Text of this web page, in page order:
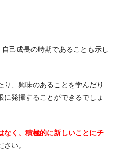
己成長の時期であることも示し
、興味のあることを学んだり
発揮することができるでしょ
なく、積極的に新しいことにチ
い。